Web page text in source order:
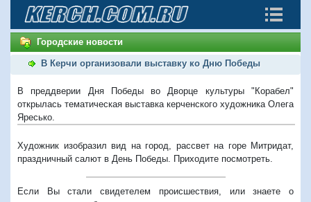
Городские новости
В Керчи организовали выставку ко Дню Победы
В преддверии Дня Победы во Дворце культуры "Корабел"
открылась тематическая выставка керченского художника Олега
Яресько.
Художник изобразил вид на город, рассвет на горе Митридат,
праздничный салют в День Победы. Приходите посмотреть.
Если Вы стали свидетелем происшествия, или знаете о